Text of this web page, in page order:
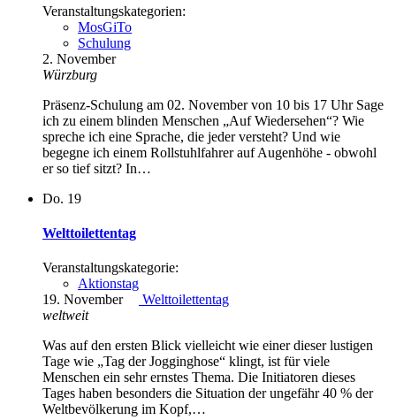
Veranstaltungskategorien:
MosGiTo
Schulung
2. November
Würzburg
Präsenz-Schulung am 02. November von 10 bis 17 Uhr Sage
ich zu einem blinden Menschen „Auf Wiedersehen“? Wie
spreche ich eine Sprache, die jeder ver­steht? Und wie
begegne ich einem Rollstuhlfahrer auf Augenhöhe - obwohl
er so tief sitzt? In…
Do. 19
Welttoilettentag
Veranstaltungskategorie:
Aktionstag
19. November
Welttoilettentag
weltweit
Was auf den ersten Blick vielleicht wie einer dieser lustigen
Tage wie „Tag der Jogginghose“ klingt, ist für viele
Menschen ein sehr ernstes Thema. Die Initiatoren dieses
Tages haben besonders die Situation der ungefähr 40 % der
Weltbevölkerung im Kopf,…